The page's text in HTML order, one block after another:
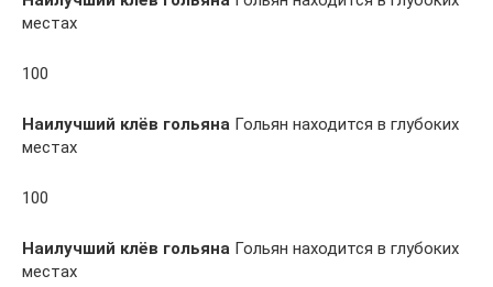
местах
100
Наилучший клёв гольяна Гольян находится в глубоких
местах
100
Наилучший клёв гольяна Гольян находится в глубоких
местах